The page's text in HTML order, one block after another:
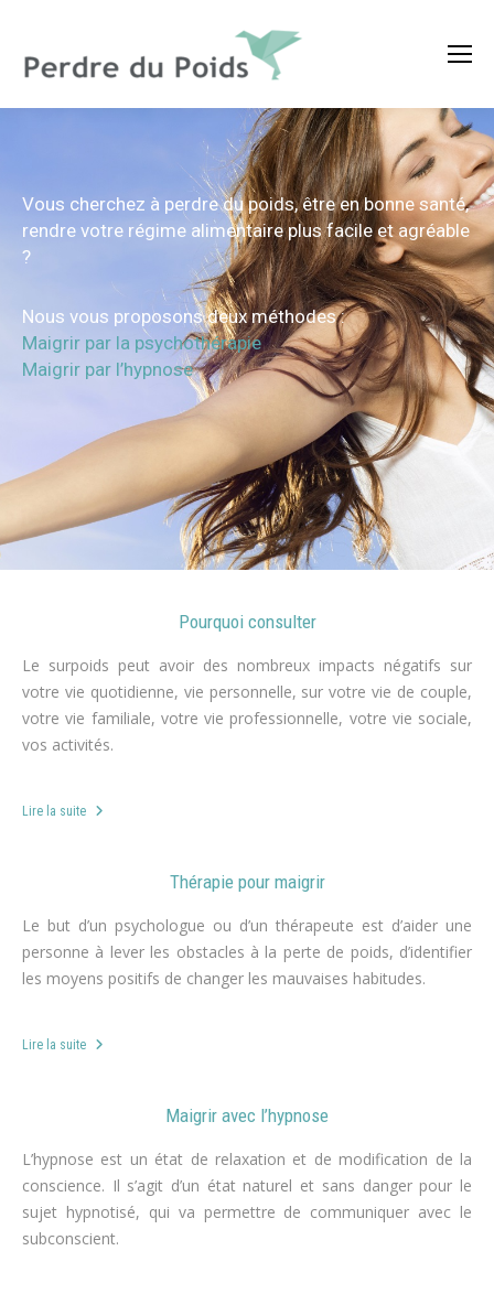
Vous cherchez à perdre du poids, être en bonne santé,
rendre votre régime alimentaire plus facile et agréable
?
Nous vous proposons deux méthodes :
Maigrir par la psychothérapie
Maigrir par l’hypnose
Pourquoi consulter
Le surpoids peut avoir des nombreux impacts négatifs sur
votre vie quotidienne, vie personnelle, sur votre vie de couple,
votre vie familiale, votre vie professionnelle, votre vie sociale,
vos activités.
Lire la suite
Thérapie pour maigrir
Le but d’un psychologue ou d’un thérapeute est d’aider une
personne à lever les obstacles à la perte de poids, d’identifier
les moyens positifs de changer les mauvaises habitudes.
Lire la suite
Maigrir avec l’hypnose
L’hypnose est un état de relaxation et de modification de la
conscience. Il s’agit d’un état naturel et sans danger pour le
sujet hypnotisé, qui va permettre de communiquer avec le
subconscient.